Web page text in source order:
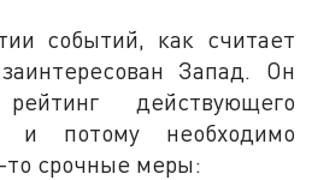
событий, как считает
Запад. Он
действующего
и потому необходимо
то срочные меры: